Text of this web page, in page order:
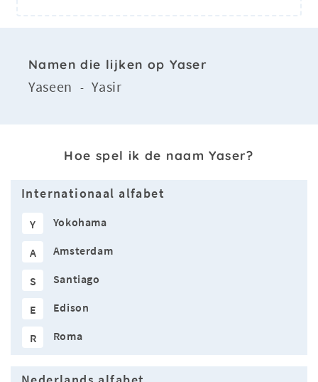
Namen die lijken op Yaser
Yaseen -Yasir
Hoe spel ik de naam Yaser?
Internationaal alfabet
Y Yokohama
A Amsterdam
S Santiago
E Edison
R Roma